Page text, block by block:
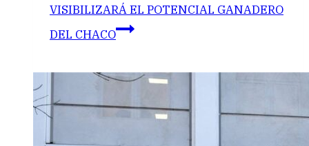
VISIBILIZARÁ EL POTENCIAL GANADERO
DEL CHACO